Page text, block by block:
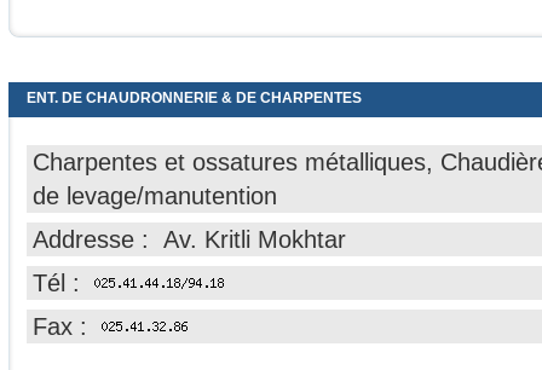
ENT. DE CHAUDRONNERIE & DE CHARPENTES
Charpentes et ossatures métalliques,
de levage/manutention
Addresse : Av. Kritli Mokhtar
Tél :
Fax :